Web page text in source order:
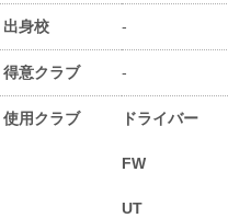
出身校 -
得意クラブ -
使用クラブ ドライバー
FW
UT